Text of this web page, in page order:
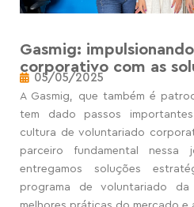
Gasmig:
corporativo com as
05/05/2025
A Gasmig, que também é
tem dado passos
cultura de voluntariado
parceiro fundamental nessa
entregamos soluções
programa de voluntariado da